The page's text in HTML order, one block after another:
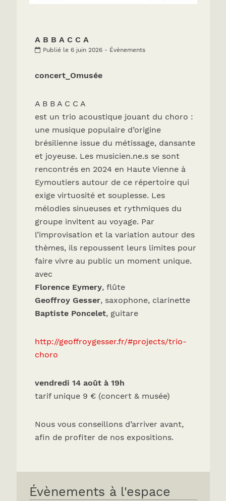
A B B A C C A
Publié le 6 juin 2026 - Évènements
concert_Omusée
A B B A C C A
est un trio acoustique jouant du choro :
une musique populaire d’origine
brésilienne issue du métissage, dansante
et joyeuse. Les musicien.ne.s se sont
rencontrés en 2024 en Haute Vienne à
Eymoutiers autour de ce répertoire qui
exige virtuosité et souplesse. Les
mélodies sinueuses et rythmiques du
groupe invitent au voyage. Par
l’improvisation et la variation autour des
thèmes, ils repoussent leurs limites pour
faire vivre au public un moment unique.
avec
Florence Eymery, flûte
Geoffroy Gesser, saxophone, clarinette
Baptiste Poncelet, guitare
http://geoffroygesser.fr/#projects/trio-
choro
vendredi 14 août à 19h
tarif unique 9 € (concert & musée)
Nous vous conseillons d’arriver avant,
afin de profiter de nos expositions.
Évènements à l'espace